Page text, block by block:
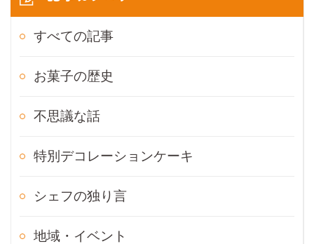
すべての記事
お菓子の歴史
不思議な話
特別デコレーションケーキ
シェフの独り言
地域・イベント